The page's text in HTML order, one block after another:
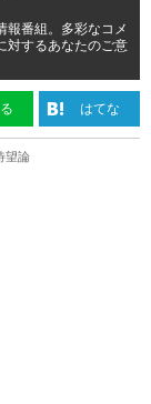
報番組。多彩なコメ
対するあなたのご意
はてな
望論